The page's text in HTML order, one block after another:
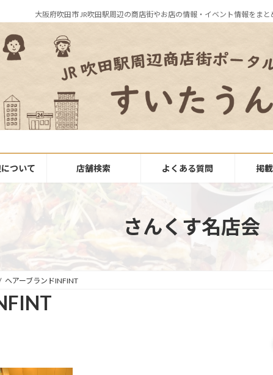
大阪府吹田市 JR吹田駅周辺の商店街やお店の情報・イベント情報をま
ついて 店舗検索 よくある質問 掲
さんくす名店会
ヘアーブランドINFINT